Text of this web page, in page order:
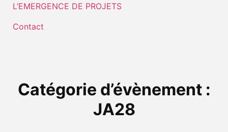
L’EMERGENCE DE PROJETS
Contact
Catégorie d’évènement :
JA28